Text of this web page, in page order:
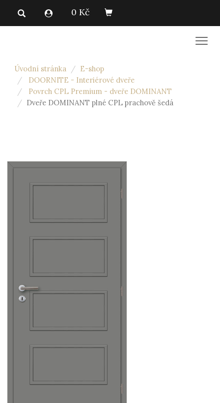
0 Kč
Úvodní stránka
E-shop
DOORNITE - Interiérové dveře
Povrch CPL Premium - dveře DOMINANT
Dveře DOMINANT plné CPL prachově šedá